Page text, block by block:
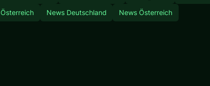
News Deutschland News Österreich